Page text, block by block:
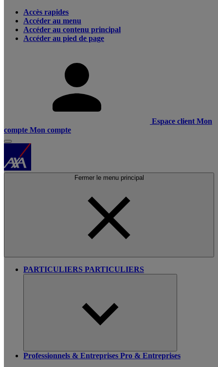
Accès rapides
Accéder au menu
Accéder au contenu principal
Accéder au pied de page
Espace client Mon
compte Mon compte
Fermer le menu principal
PARTICULIERS PARTICULIERS
Professionnels & Entreprises Pro & Entreprises